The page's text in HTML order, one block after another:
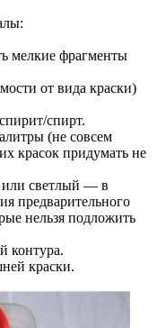
мелкие фрагменты
от вида краски)
спирт.
(не совсем
красок придумать не
или светлый — в
предварительного
нельзя подложить
контура.
краски.